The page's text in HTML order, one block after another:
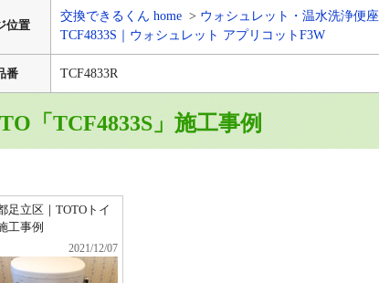
位置
交換できるくん home ウォシュレット・温水洗浄便座
TCF4833S｜ウォシュレット アプリコットF3W
番 TCF4833R
「TCF4833S」施工事例
足立区｜TOTOトイ
工事例
2021/12/07